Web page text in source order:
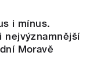
i mínus.
nejvýznamnější
Moravě